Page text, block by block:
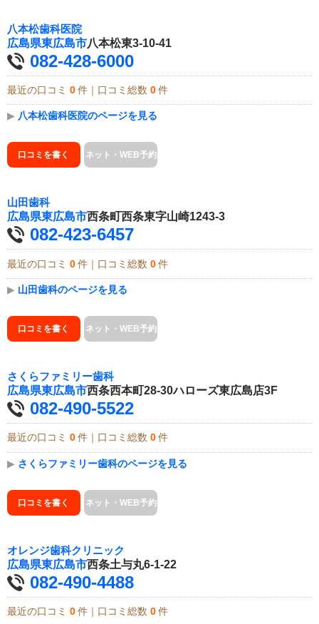
八本松歯科医院
広島県東広島市八本松東3-10-41
082-428-6000
最近の口コミ 0 件｜口コミ総数 0 件
▶ 八本松歯科医院のページを見る
口コミを書く ネット・WEB予約
山田歯科
広島県東広島市西条町西条東字山崎1243-3
082-423-6457
最近の口コミ 0 件｜口コミ総数 0 件
▶ 山田歯科のページを見る
口コミを書く ネット・WEB予約
さくらファミリー歯科
広島県東広島市西条西本町28-30ハローズ東広島店3F
082-490-5522
最近の口コミ 0 件｜口コミ総数 0 件
▶ さくらファミリー歯科のページを見る
口コミを書く ネット・WEB予約
オレンジ歯科クリニック
広島県東広島市西条土与丸6-1-22
082-490-4488
最近の口コミ 0 件｜口コミ総数 0 件